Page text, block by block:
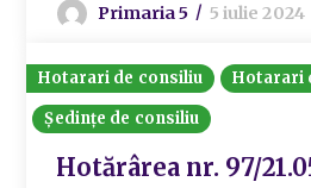
Primaria 5 5 iulie 2024
Hotarari de consiliu
Hotarari
Ședințe de consiliu
Hotărârea nr. 97/